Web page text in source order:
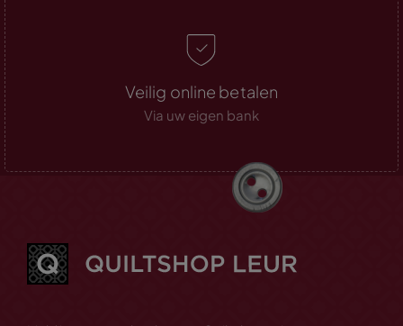
Veilig online betalen
Via uw eigen bank